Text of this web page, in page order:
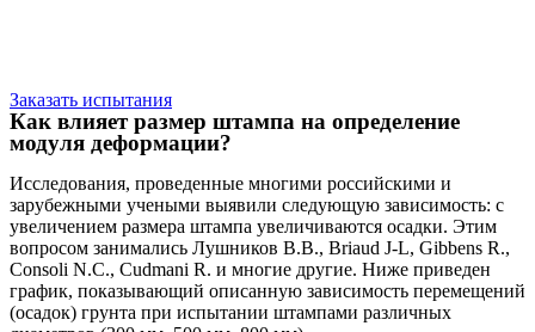
Заказать испытания
Как влияет размер штампа на определение
модуля деформации?
Исследования, проведенные многими российскими и
зарубежными учеными выявили следующую зависимость: с
увеличением размера штампа увеличиваются осадки. Этим
вопросом занимались Лушников В.В., Briaud J-L, Gibbens R.,
Consoli N.C., Cudmani R. и многие другие. Ниже приведен
график, показывающий описанную зависимость перемещений
(осадок) грунта при испытании штампами различных